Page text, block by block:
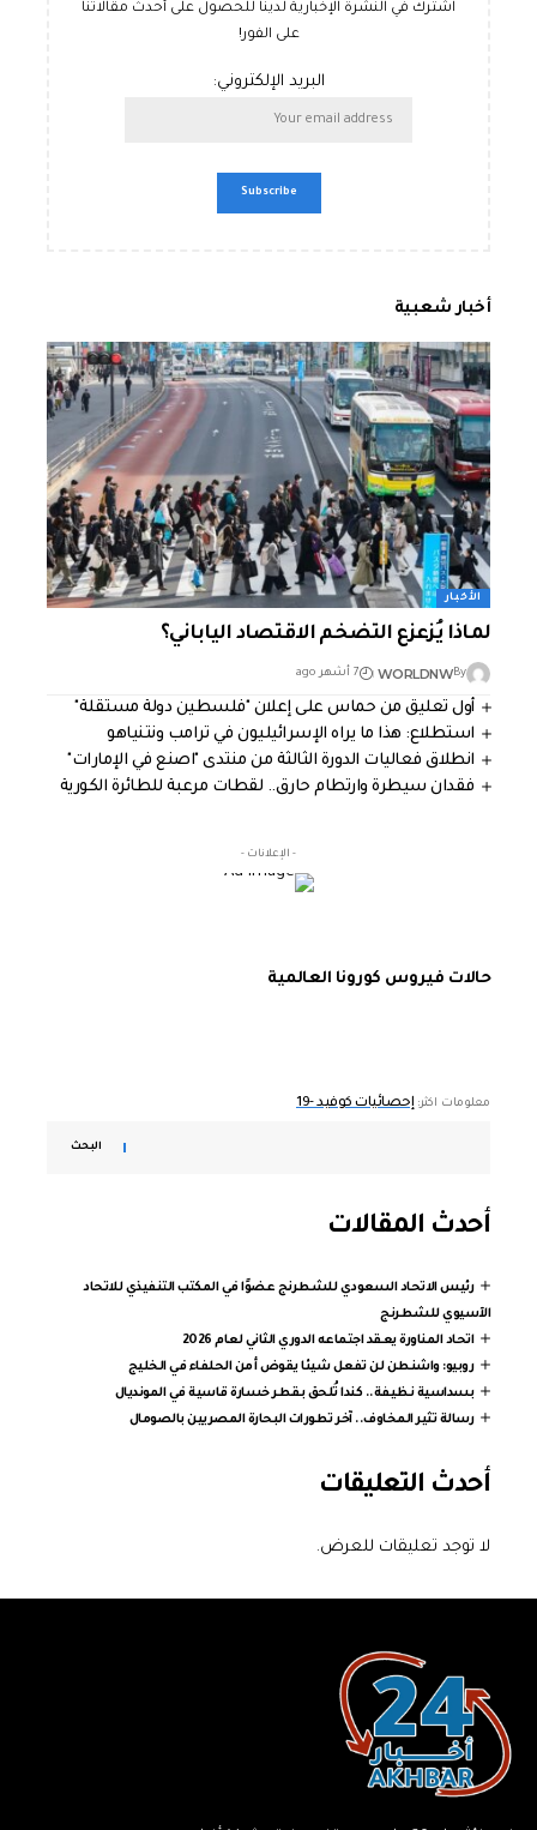
اشترك في النشرة الإخبارية لدينا للحصول على أحدث مقالاتنا
على الفور!
البريد الإلكتروني:
أخبار شعبية
الأخبار
لماذا يُزعزع التضخم الاقتصاد الياباني؟
By
WORLDNW 7 أشهر ago
أول تعليق من حماس على إعلان "فلسطين دولة مستقلة"
استطلاع: هذا ما يراه الإسرائيليون في ترامب ونتنياهو
انطلاق فعاليات الدورة الثالثة من منتدى "اصنع في الإمارات"
فقدان سيطرة وارتطام حارق.. لقطات مرعبة للطائرة الكورية
- الإعلانات -
حالات فيروس كورونا العالمية
معلومات اكثر:إحصائيات كوفيد -19
البحث
أحدث المقالات
رئيس الاتحاد السعودي للشطرنج عضوًا في المكتب التنفيذي للاتحاد
الآسيوي للشطرنج
اتحاد المناورة يعقد اجتماعه الدوري الثاني لعام 2026
روبيو: واشنطن لن تفعل شيئا يقوض أمن الحلفاء في الخليج
بسداسية نظيفة.. كندا تُلحق بقطر خسارة قاسية في المونديال
رسالة تثير المخاوف.. آخر تطورات البحارة المصريين بالصومال
أحدث التعليقات
لا توجد تعليقات للعرض.